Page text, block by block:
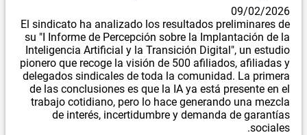
09/02/2026
El sindicato ha analizado los resultados preliminares de
su "I Informe de Percepción sobre la Implantación de la
Inteligencia Artificial y la Transición Digital", un estudio
pionero que recoge la visión de 500 afiliados, afiliadas y
delegados sindicales de toda la comunidad. La primera
de las conclusiones es que la IA ya está presente en el
trabajo cotidiano, pero lo hace generando una mezcla
de interés, incertidumbre y demanda de garantías
sociales.